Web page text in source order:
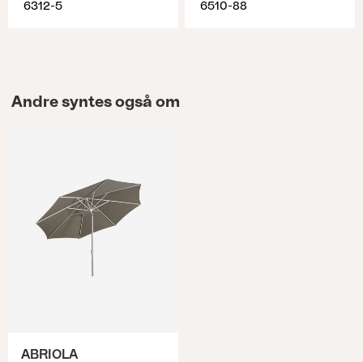
6312-5 6510-88
Andre syntes også om
ABRIOLA